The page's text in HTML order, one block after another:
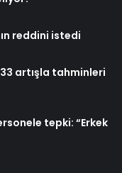
reddini istedi
artışla tahminleri
tepki: “Erkek